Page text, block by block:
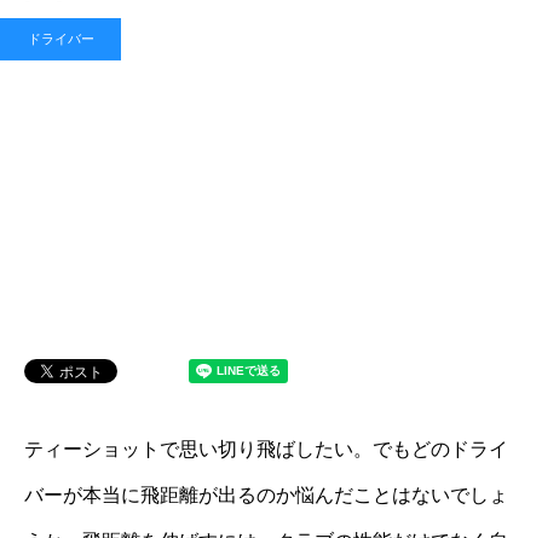
ドライバー
ティーショットで思い切り飛ばしたい。でもどのドライ
バーが本当に飛距離が出るのか悩んだことはないでしょ